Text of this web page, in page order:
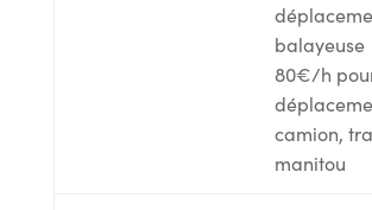
balayeuse
80€/h
camion,
manitou